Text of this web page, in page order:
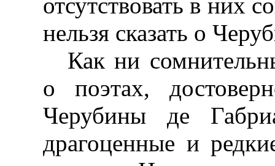
нельзя сказать о
Как ни
о поэтах,
Черубины де
драгоценные и